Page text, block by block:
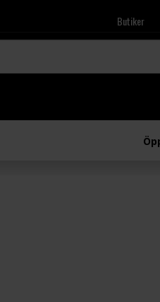
Butiker